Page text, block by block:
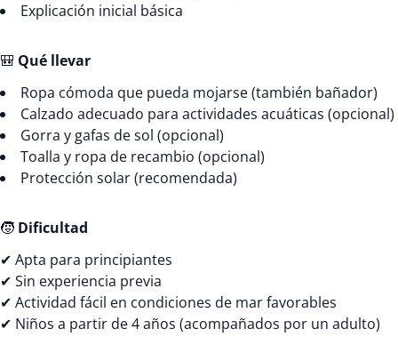
Explicación inicial básica
🎒 Qué llevar
Ropa cómoda que pueda mojarse (también bañador)
Calzado adecuado para actividades acuáticas (opcional)
Gorra y gafas de sol (opcional)
Toalla y ropa de recambio (opcional)
Protección solar (recomendada)
🧒 Dificultad
✔ Apta para principiantes
✔ Sin experiencia previa
✔ Actividad fácil en condiciones de mar favorables
✔ Niños a partir de 4 años (acompañados por un adulto)